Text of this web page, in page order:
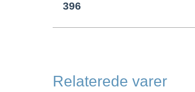
396
Relaterede varer